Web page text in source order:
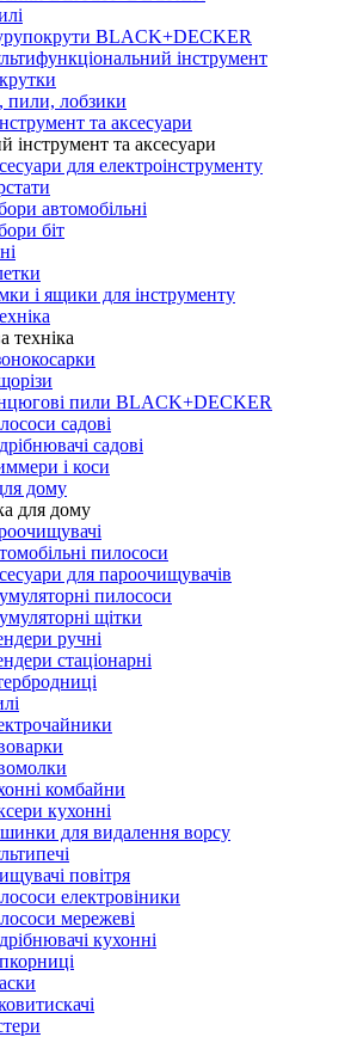
BLACK+DECKER
інструмент
пили, лобзики
та аксесуари
інструмент та аксесуари
для електроінструменту
автомобільні
біт
і ящики для інструменту
техніка
пили BLACK+DECKER
садові
садові
і коси
дому
для дому
пилососи
для пароочищувачів
пилососи
щітки
ручні
стаціонарні
комбайни
кухонні
для видалення ворсу
повітря
електровіники
мережеві
кухонні